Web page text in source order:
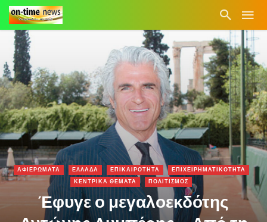
ΑΦΙΕΡΩΜΑΤΑ ΕΛΛΑΔΑ ΕΠΙΚΑΙΡΟΤΗΤΑ
ΕΠΙΧΕΙΡΗΜΑΤΙΚΟΤΗΤΑ
ΚΕΝΤΡΙΚΑ ΘΕΜΑΤΑ
ΠΟΛΙΤΙΣΜΟΣ
Έφυγε ο μεγαλοεκδότης